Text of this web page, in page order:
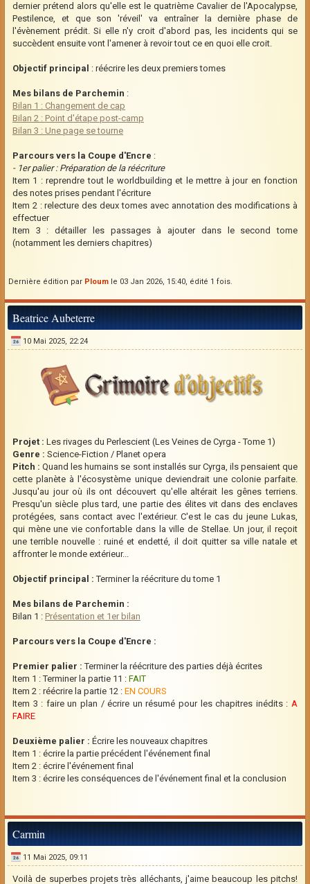
dernier prétend alors qu'elle est le quatrième Cavalier de l'Apocalypse,
Pestilence, et que son 'réveil' va entraîner la dernière phase de
l'évènement prédit. Si elle n'y croit d'abord pas, les incidents qui se
succèdent ensuite vont l'amener à revoir tout ce en quoi elle croit.
Objectif principal : réécrire les deux premiers tomes
Mes bilans de Parchemin :
Bilan 1 : Changement de cap
Bilan 2 : Point d'étape post-camp
Bilan 3 : Une page se tourne
Parcours vers la Coupe d'Encre :
- 1er palier : Préparation de la réécriture
Item 1 : reprendre tout le worldbuilding et le mettre à jour en fonction
des notes prises pendant l'écriture
Item 2 : relecture des deux tomes avec annotation des modifications à
effectuer
Item 3 : détailler les passages à ajouter dans le second tome
(notamment les derniers chapitres)
Dernière édition par Ploum le 03 Jan 2026, 15:40, édité 1 fois.
Beatrice Aubeterre
10 Mai 2025, 22:24
Projet : Les rivages du Perlescient (Les Veines de Cyrga - Tome 1)
Genre : Science-Fiction / Planet opera
Pitch : Quand les humains se sont installés sur Cyrga, ils pensaient que
cette planète à l'écosystème unique deviendrait une colonie parfaite.
Jusqu'au jour où ils ont découvert qu'elle altérait les gênes terriens.
Presqu'un siècle plus tard, une partie des élites vit dans des enclaves
protégées, sans contact avec l'extérieur. C'est le cas du jeune Lukas,
qui mène une vie confortable dans la ville de Stellae. Un jour, il reçoit
une terrible nouvelle : ruiné et endetté, il doit quitter sa ville natale et
affronter le monde extérieur...
Objectif principal : Terminer la réécriture du tome 1
Mes bilans de Parchemin :
Bilan 1 : Présentation et 1er bilan
Parcours vers la Coupe d'Encre :
Premier palier : Terminer la réécriture des parties déjà écrites
Item 1 : Terminer la partie 11 : FAIT
Item 2 : réécrire la partie 12 : EN COURS
Item 3 : faire un plan / écrire un résumé pour les chapitres inédits : A
FAIRE
Deuxième palier : Écrire les nouveaux chapitres
Item 1 : écrire la partie précédent l'événement final
Item 2 : écrire l'événement final
Item 3 : écrire les conséquences de l'événement final et la conclusion
Carmin
11 Mai 2025, 09:11
Voilà de superbes projets très alléchants, j'aime beaucoup les pitchs!